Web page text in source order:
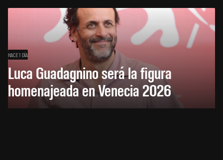
HACE 1 DÍA
Luca Guadagnino será la figura
homenajeada en Venecia 2026